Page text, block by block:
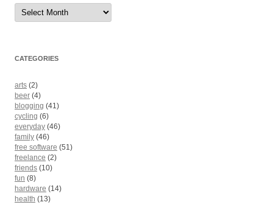
Archives
CATEGORIES
arts (2)
beer (4)
blogging (41)
cycling (6)
everyday (46)
family (46)
free software (51)
freelance (2)
friends (10)
fun (8)
hardware (14)
health (13)